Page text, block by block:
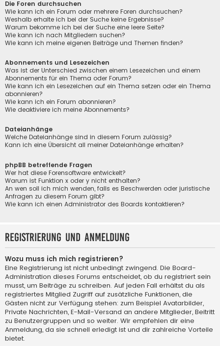
Die Foren durchsuchen
Wie kann ich ein Forum oder mehrere Foren durchsuchen?
Weshalb erhalte ich bei der Suche keine Ergebnisse?
Warum bekomme ich bei der Suche eine leere Seite?
Wie kann ich nach Mitgliedern suchen?
Wie kann ich meine eigenen Beiträge und Themen finden?
Abonnements und Lesezeichen
Was ist der Unterschied zwischen einem Lesezeichen und einem
Abonnements für ein Thema oder Forum?
Wie kann ich ein Lesezeichen auf ein Thema setzen oder ein Thema
abonnieren?
Wie kann ich ein Forum abonnieren?
Wie deaktiviere ich meine Abonnements?
Dateianhänge
Welche Dateianhänge sind in diesem Forum zulässig?
Kann ich eine Übersicht all meiner Dateianhänge erhalten?
phpBB betreffende Fragen
Wer hat diese Forensoftware entwickelt?
Warum ist Funktion x oder y nicht enthalten?
An wen soll ich mich wenden, falls es Beschwerden oder juristische
Anfragen zu diesem Forum gibt?
Wie kann ich einen Administrator des Boards kontaktieren?
Registrierung und Anmeldung
Wozu muss ich mich registrieren?
Eine Registrierung ist nicht unbedingt zwingend. Die Board-
Administration dieses Forums entscheidet, ob du registriert sein
musst, um Beiträge zu schreiben. Auf jeden Fall erhältst du als
registriertes Mitglied Zugriff auf zusätzliche Funktionen, die
Gästen nicht zur Verfügung stehen: zum Beispiel Avatarbilder,
Private Nachrichten, E-Mail-Versand an andere Mitglieder, Beitritt
zu Benutzergruppen und so weiter. Wir empfehlen dir eine
Anmeldung, da sie schnell erledigt ist und dir zahlreiche Vorteile
bietet.